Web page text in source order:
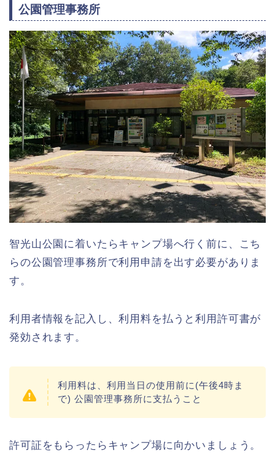
公園管理事務所
智光山公園に着いたらキャンプ場へ行く前に、こち
らの公園管理事務所で利用申請を出す必要がありま
す。
利用者情報を記入し、利用料を払うと利用許可書が
発効されます。
利用料は、利用当日の使用前に(午後4時ま
で) 公園管理事務所に支払うこと
許可証をもらったらキャンプ場に向かいましょう。